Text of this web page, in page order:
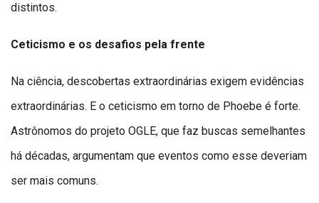
distintos.
Ceticismo e os desafios pela frente
Na ciência, descobertas extraordinárias exigem evidências
extraordinárias. E o ceticismo em torno de Phoebe é forte.
Astrônomos do projeto OGLE, que faz buscas semelhantes
há décadas, argumentam que eventos como esse deveriam
ser mais comuns.